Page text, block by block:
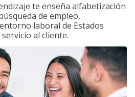
te enseña alfabetización
de empleo,
laboral de Estados
al cliente.